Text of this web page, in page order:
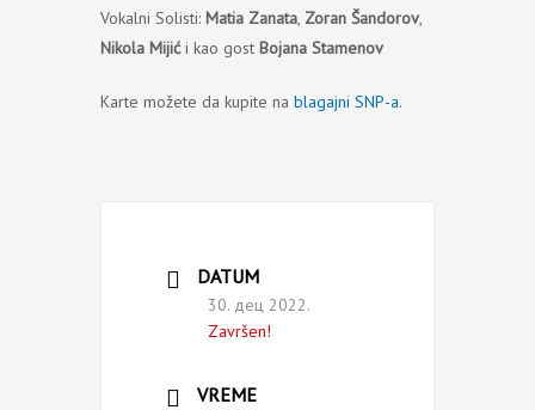
Vokalni Solisti: Matia Zanata, Zoran Šandorov,
Nikola Mijići kao gost Bojana Stamenov
Karte možete da kupite na blagajni SNP-a.
DATUM
30. дец 2022.
Završen!
VREME